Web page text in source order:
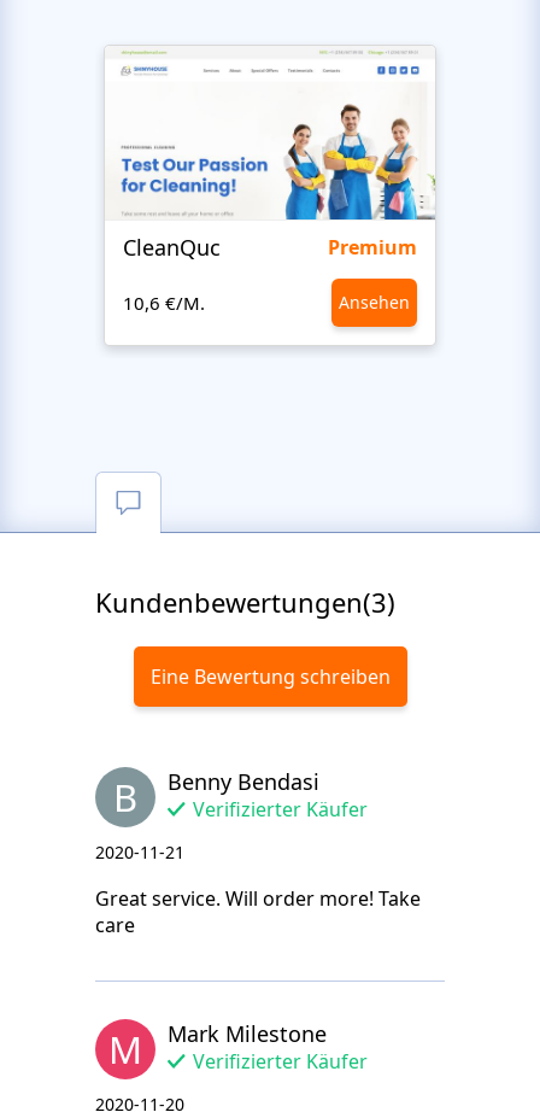
CleanQuc Premium
10,6 €/M. Ansehen
Kundenbewertungen(3)
Eine Bewertung schreiben
B Benny Bendasi
Verifizierter Käufer
2020-11-21
Great service. Will order more! Take
care
M Mark Milestone
Verifizierter Käufer
2020-11-20